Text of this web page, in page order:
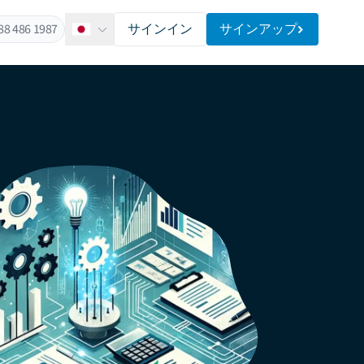
486 1987 日本語 サインイン サインアップ